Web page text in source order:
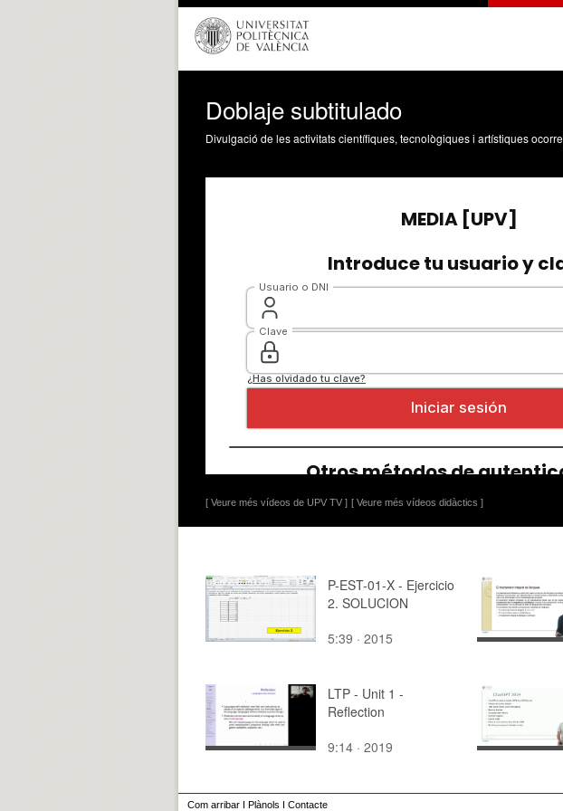
Doblaje subtitulado
Divulgació de les activitats científiques, tecnològiques i artístiques
[ Veure més vídeos de UPV TV ] [ Veure més vídeos didàctics ]
P-EST-01-X - Ejercicio
2. SOLUCION
5:39 · 2015
LTP - Unit 1 -
Reflection
9:14 · 2019
Com arribar I Plànols I Contacte